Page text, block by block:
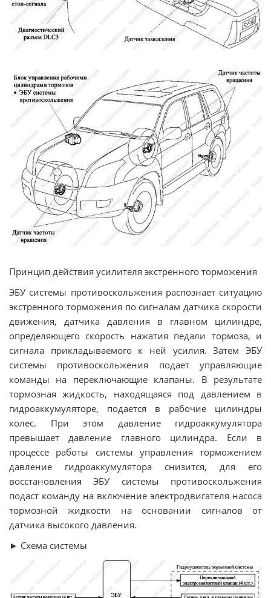
Принцип действия усилителя экстренного торможения
ЭБУ системы противоскольжения распознает ситуацию
экстренного торможения по сигналам датчика скорости
движения, датчика давления в главном цилиндре,
определяющего скорость нажатия педали тормоза, и
сигнала прикладываемого к ней усилия. Затем ЭБУ
системы противоскольжения подает управляющие
команды на переключающие клапаны. В результате
тормозная жидкость, находящаяся под давлением в
гидроаккумуляторе, подается в рабочие цилиндры
колес. При этом давление гидроаккумулятора
превышает давление главного цилиндра. Если в
процессе работы системы управления торможением
давление гидроаккумулятора снизится, для его
восстановления ЭБУ системы противоскольжения
подаст команду на включение электродвигателя насоса
тормозной жидкости на основании сигналов от
датчика высокого давления.
► Схема системы